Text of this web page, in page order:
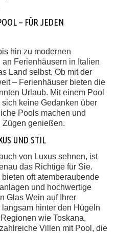
– FÜR JEDEN
hin zu modernen
Ferienhäusern in Italien
Land selbst. Ob mit der
– Ferienhäuser bieten die
Urlaub. Mit einem Pool
keine Gedanken über
Pools machen und
Zügen genießen.
UND STIL
von Luxus sehnen, ist
das Richtige für Sie.
oft atemberaubende
und hochwertige
Glas Wein auf Ihrer
hinter den Hügeln
wie Toskana,
Villen mit Pool, die